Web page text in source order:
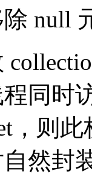
null
同时
，则
然封